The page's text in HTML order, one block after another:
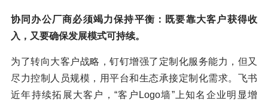
协同办公厂商必须竭力保持平衡：既要靠大客户获得收
入，又要确保发展模式可持续。
为了转向大客户战略，钉钉增强了定制化服务能力，但又
尽力控制人员规模，用平台和生态承接定制化需求。飞书
近年持续拓展大客户，“客户Logo墙”上知名企业明显增